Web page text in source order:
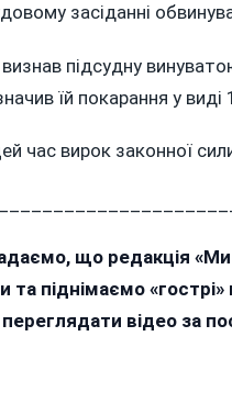
засіданні
підсудну
їй покарання у виді
час вирок законної
що редакція «Ми
та піднімаємо
відео за